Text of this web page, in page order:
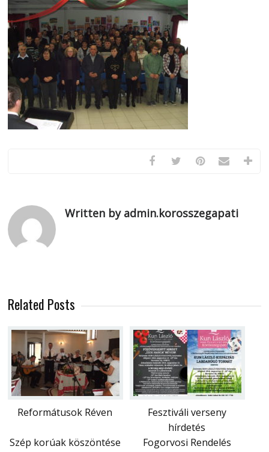
Written by admin.korosszegapati
Related Posts
Reformátusok Réven
Fesztiváli verseny
hírdetés
Szép korúak köszöntése
Fogorvosi Rendelés